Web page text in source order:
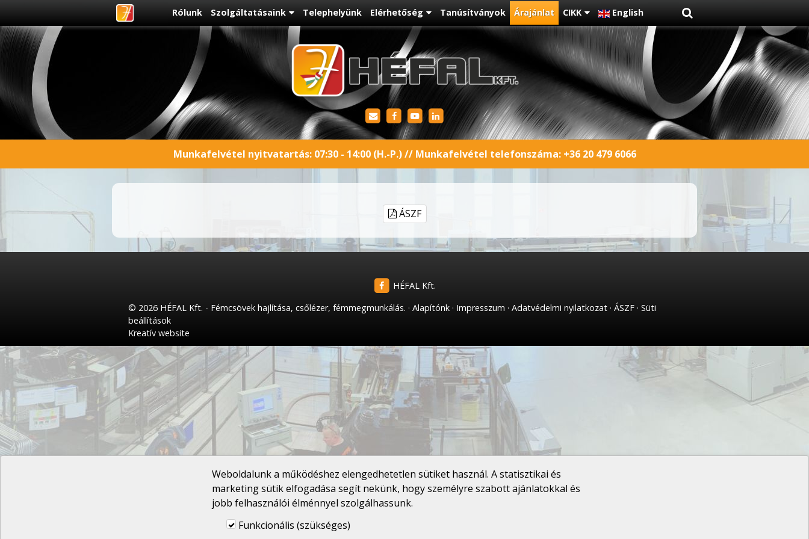
Rólunk Szolgáltatásaink Telephelyünk Elérhetőség Tanúsítványok Árajánlat CIKK English
Munkafelvétel nyitvatartás: 07:30 - 14:00 (H.-P.) // Munkafelvétel telefonszáma: +36 20 479 6066
ÁSZF
HÉFAL Kft.
© 2026 HÉFAL Kft. - Fémcsövek hajlítása, csőlézer, fémmegmunkálás.
Alapítónk Impresszum Adatvédelmi nyilatkozat ÁSZF Süti
beállítások
Kreatív website
Weboldalunk a működéshez elengedhetetlen sütiket használ. A statisztikai és
marketing sütik elfogadása segít nekünk, hogy személyre szabott ajánlatokkal és
jobb felhasználói élménnyel szolgálhassunk.
Funkcionális (szükséges)